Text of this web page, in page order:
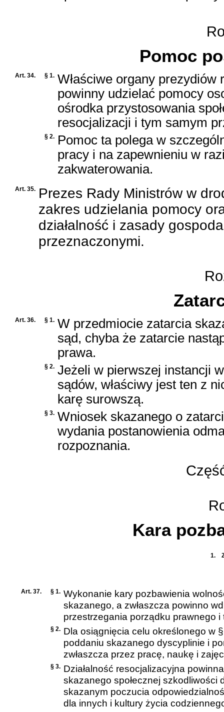
Pomoc
Art. 34. § 1. Właściwe organy prezydiów
powinny udzielać pomocy
ośrodka przystosowania
resocjalizacji i tym samym
§ 2. Pomoc ta polega w
pracy i na zapewnieniu w
zakwaterowania.
Art. 35. Prezes Rady Ministrów w
zakres udzielania pomocy
działalność i zasady
przeznaczonymi.
Art. 36. § 1. W przedmiocie zatarcia
sąd, chyba że zatarcie
prawa.
§ 2. Jeżeli w pierwszej instancji
sądów, właściwy jest ten z
karę surowszą.
§ 3. Wniosek skazanego o
wydania postanowienia
rozpoznania.
Kara
1.
Art. 37. § 1. Wykonanie kary pozbawienia
skazanego, a zwłaszcza powinno
przestrzegania porządku prawnego
§ 2. Dla osiągnięcia celu określonego w
poddaniu skazanego dyscyplinie i
zwłaszcza przez pracę, naukę i
§ 3. Działalność resocjalizacyjna
skazanego społecznej szkodliwości
skazanym poczucia
dla innych i kultury życia